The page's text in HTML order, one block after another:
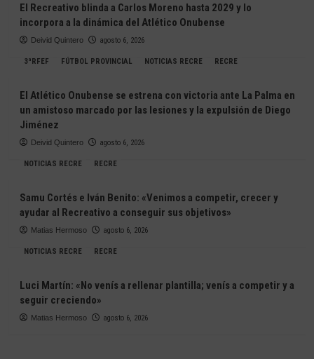
El Recreativo blinda a Carlos Moreno hasta 2029 y lo
incorpora a la dinámica del Atlético Onubense
Deivid Quintero agosto 6, 2026
3ªRFEF FÚTBOL PROVINCIAL NOTICIAS RECRE RECRE
El Atlético Onubense se estrena con victoria ante La Palma en
un amistoso marcado por las lesiones y la expulsión de Diego
Jiménez
Deivid Quintero agosto 6, 2026
NOTICIAS RECRE RECRE
Samu Cortés e Iván Benito: «Venimos a competir, crecer y
ayudar al Recreativo a conseguir sus objetivos»
Matias Hermoso agosto 6, 2026
NOTICIAS RECRE RECRE
Luci Martín: «No venís a rellenar plantilla; venís a competir y a
seguir creciendo»
Matias Hermoso agosto 6, 2026